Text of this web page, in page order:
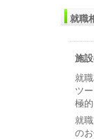
就職
施
就
ツ
極
就
の